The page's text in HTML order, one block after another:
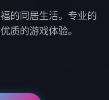
的同居生活。专业的
质的游戏体验。